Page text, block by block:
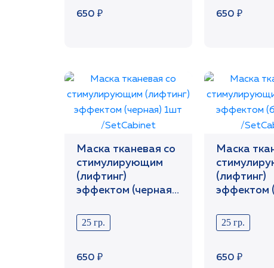
650 ₽ 650 ₽
Маска тканевая со
стимулирующим
(лифтинг)
эффектом (черная)
25 гр.
650 ₽
Маска
(лифтинг)
эффектом
25 гр.
650 ₽